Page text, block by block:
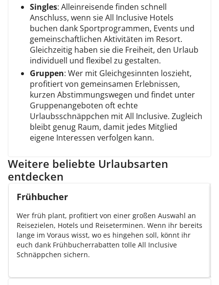
Singles: Alleinreisende finden schnell
Anschluss, wenn sie All Inclusive Hotels
buchen dank Sportprogrammen, Events und
gemeinschaftlichen Aktivitäten im Resort.
Gleichzeitig haben sie die Freiheit, den Urlaub
individuell und flexibel zu gestalten.
Gruppen: Wer mit Gleichgesinnten loszieht,
profitiert von gemeinsamen Erlebnissen,
kurzen Abstimmungswegen und findet unter
Gruppenangeboten oft echte
Urlaubsschnäppchen mit All Inclusive. Zugleich
bleibt genug Raum, damit jedes Mitglied
eigene Interessen verfolgen kann.
Weitere beliebte Urlaubsarten
entdecken
Frühbucher
Wer früh plant, profitiert von einer großen Auswahl an
Reisezielen, Hotels und Reiseterminen. Wenn ihr bereits
lange im Voraus wisst, wo es hingehen soll, könnt ihr
euch dank Frühbucherrabatten tolle All Inclusive
Schnäppchen sichern.